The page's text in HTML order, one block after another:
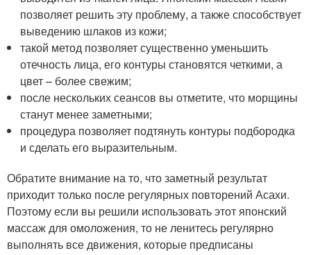
позволяет решить эту проблему, а также способствует
выведению шлаков из кожи;
такой метод позволяет существенно уменьшить
отечность лица, его контуры становятся четкими, а
цвет – более свежим;
после нескольких сеансов вы отметите, что морщины
станут менее заметными;
процедура позволяет подтянуть контуры подбородка
и сделать его выразительным.
Обратите внимание на то, что заметный результат
приходит только после регулярных повторений Асахи.
Поэтому если вы решили использовать этот японский
массаж для омоложения, то не ленитесь регулярно
выполнять все движения, которые предписаны